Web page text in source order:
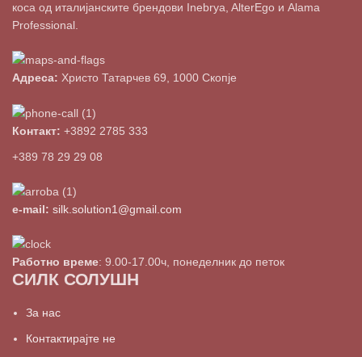
коса од италијанските брендови Inebrya, AlterEgo и Alama
Professional.
Адреса: Христо Татарчев 69, 1000 Скопје
Контакт: +3892 2785 333
+389 78 29 29 08
e-mail: silk.solution1@gmail.com
Работно време: 9.00-17.00ч, понеделник до петок
СИЛК СОЛУШН
За нас
Контактирајте не